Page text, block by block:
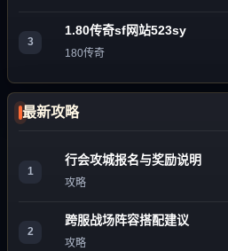
3
1.80传奇sf网站523sy
180传奇
最新攻略
1
行会攻城报名与奖励说明
攻略
2
跨服战场阵容搭配建议
攻略